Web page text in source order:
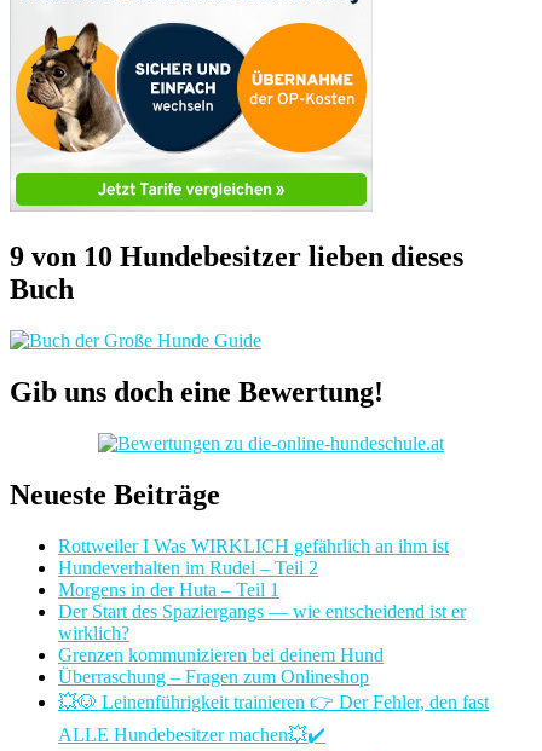
9 von 10 Hundebesitzer lieben dieses
Buch
Gib uns doch eine Bewertung!
Neueste Beiträge
Rottweiler I Was WIRKLICH gefährlich an ihm ist
Hundeverhalten im Rudel – Teil 2
Morgens in der Huta – Teil 1
Der Start des Spaziergangs — wie entscheidend ist er
wirklich?
Grenzen kommunizieren bei deinem Hund
Überraschung – Fragen zum Onlineshop
💥🐶 Leinenführigkeit trainieren 👉 Der Fehler, den fast
ALLE Hundebesitzer machen💥✔️